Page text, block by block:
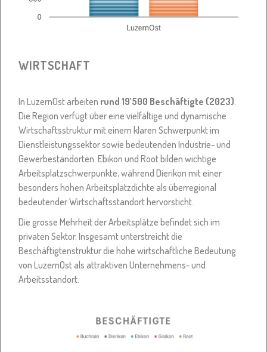
WIRTSCHAFT
In LuzernOst arbeiten rund 19’500 Beschäftigte (2023).
Die Region verfügt über eine vielfältige und dynamische
Wirtschaftsstruktur mit einem klaren Schwerpunkt im
Dienstleistungssektor sowie bedeutenden Industrie- und
Gewerbestandorten. Ebikon und Root bilden wichtige
Arbeitsplatzschwerpunkte, während Dierikon mit einer
besonders hohen Arbeitsplatzdichte als überregional
bedeutender Wirtschaftsstandort hervorsticht.
Die grosse Mehrheit der Arbeitsplätze befindet sich im
privaten Sektor. Insgesamt unterstreicht die
Beschäftigtenstruktur die hohe wirtschaftliche Bedeutung
von LuzernOst als attraktiven Unternehmens- und
Arbeitsstandort.